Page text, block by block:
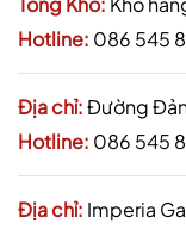
Hotline: 086 545
Địa chỉ:Đường Đản
Hotline: 086 545
Địa chỉ: Imperia